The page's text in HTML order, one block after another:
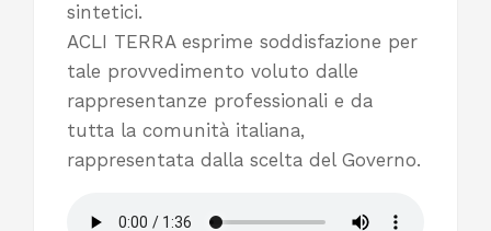
sintetici.
ACLI TERRA esprime soddisfazione per
tale provvedimento voluto dalle
rappresentanze professionali e da
tutta la comunità italiana,
rappresentata dalla scelta del Governo.